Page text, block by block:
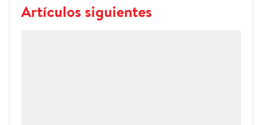
Artículos siguientes